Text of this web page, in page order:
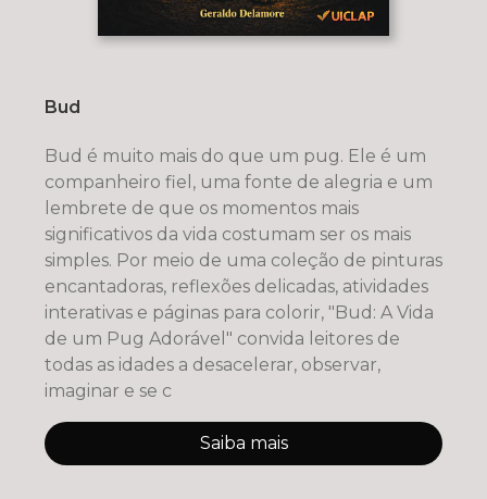
Bud
Bud é muito mais do que um pug. Ele é um
companheiro fiel, uma fonte de alegria e um
lembrete de que os momentos mais
significativos da vida costumam ser os mais
simples. Por meio de uma coleção de pinturas
encantadoras, reflexões delicadas, atividades
interativas e páginas para colorir, "Bud: A Vida
de um Pug Adorável" convida leitores de
todas as idades a desacelerar, observar,
imaginar e se c
Saiba mais